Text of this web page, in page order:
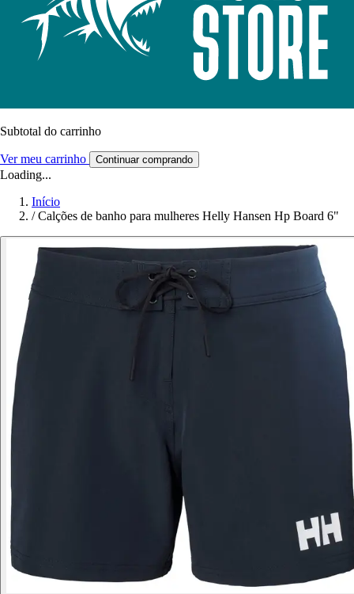
Subtotal do carrinho
Ver meu carrinho Continuar comprando
Loading...
Início
/ Calções de banho para mulheres Helly Hansen Hp Board 6"